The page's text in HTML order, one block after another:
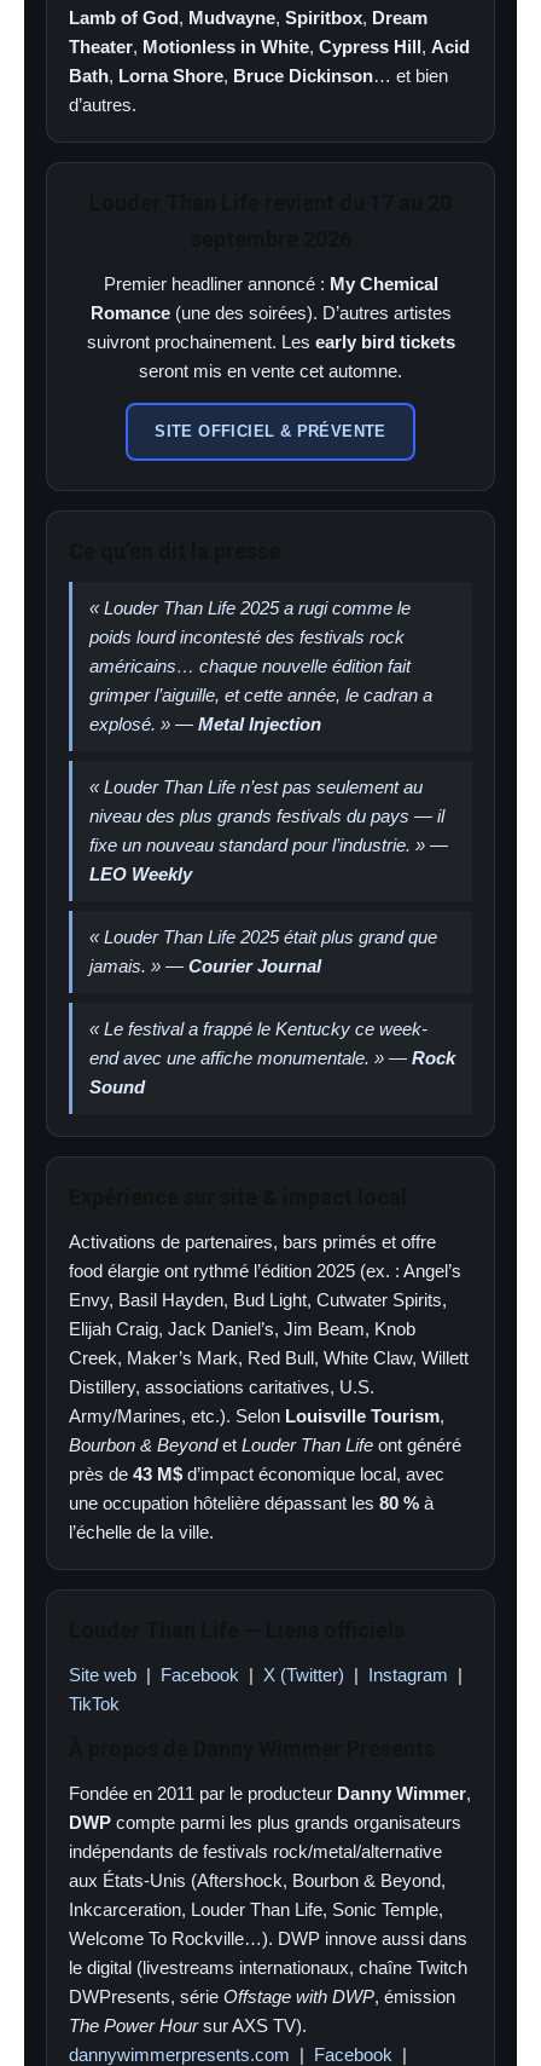
Lamb of God, Mudvayne, Spiritbox, Dream
Theater, Motionless in White, Cypress Hill, Acid
Bath, Lorna Shore, Bruce Dickinson… et bien
d’autres.
Premier headliner annoncé : My Chemical
Romance(une des soirées). D’autres artistes
suivront prochainement. Les early bird tickets
seront mis en vente cet automne.
SITE OFFICIEL & PRÉVENTE
« Louder Than Life 2025 a rugi comme le
poids lourd incontesté des festivals rock
américains… chaque nouvelle édition fait
grimper l’aiguille, et cette année, le cadran a
explosé. » — Metal Injection
« Louder Than Life n’est pas seulement au
niveau des plus grands festivals du pays — il
fixe un nouveau standard pour l’industrie. » —
LEO Weekly
« Louder Than Life 2025 était plus grand que
jamais. » — Courier Journal
« Le festival a frappé le Kentucky ce week-
end avec une affiche monumentale. » — Rock
Sound
Activations de partenaires, bars primés et offre
food élargie ont rythmé l’édition 2025 (ex. : Angel’s
Envy, Basil Hayden, Bud Light, Cutwater Spirits,
Elijah Craig, Jack Daniel’s, Jim Beam, Knob
Creek, Maker’s Mark, Red Bull, White Claw, Willett
Distillery, associations caritatives, U.S.
Army/Marines, etc.). Selon Louisville Tourism,
Bourbon & Beyondet Louder Than Life ont généré
près de 43 M$ d’impact économique local, avec
une occupation hôtelière dépassant les 80 % à
l’échelle de la ville.
Site web | Facebook | X (Twitter) | Instagram |
TikTok
Fondée en 2011 par le producteur Danny Wimmer,
DWP compte parmi les plus grands organisateurs
indépendants de festivals rock/metal/alternative
aux États-Unis (Aftershock, Bourbon & Beyond,
Inkcarceration, Louder Than Life, Sonic Temple,
Welcome To Rockville…). DWP innove aussi dans
le digital (livestreams internationaux, chaîne Twitch
DWPresents, série Offstage with DWP, émission
The Power Hoursur AXS TV).
dannywimmerpresents.com | Facebook |